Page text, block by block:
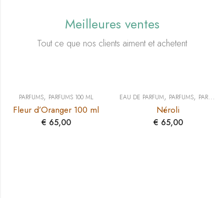
Meilleures ventes
Tout ce que nos clients aiment et achetent
PARFUMS, PARFUMS 100 ML
Fleur d’Oranger 100 ml
€ 65,00
EAU DE PARFUM, PARFUMS, PARFUMS 100 ML
Néroli
€ 65,00